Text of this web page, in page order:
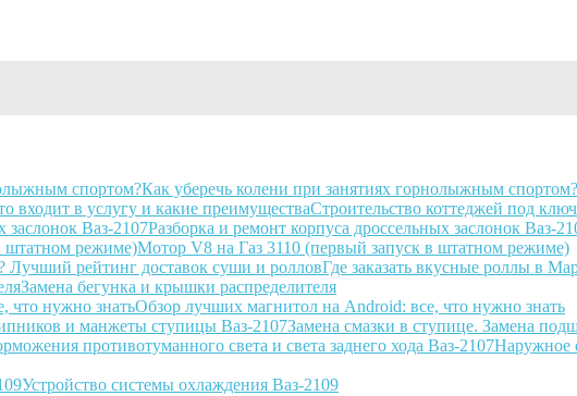
Как уберечь колени при занятиях горнолыжным спортом?
Строительство коттеджей под
Разборка и ремонт корпуса дроссельных заслонок Ваз-
Мотор V8 на Газ 3110 (первый запуск в штатном режиме)
Где заказать вкусные роллы в
Замена бегунка и крышки распределителя
Обзор лучших магнитол на Android: все, что нужно знать
Замена смазки в ступице. Замена
Наружное
Устройство системы охлаждения Ваз-2109